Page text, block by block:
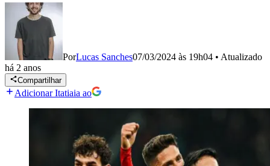
PorLucas Sanches07/03/2024 às 19h04 • Atualizado
há 2 anos
Compartilhar
Adicionar Itatiaia ao